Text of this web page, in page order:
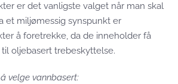
er det vanligste valget når man skal
et miljømessig synspunkt er
å foretrekke, da de inneholder få
oljebasert trebeskyttelse.
velge vannbasert: